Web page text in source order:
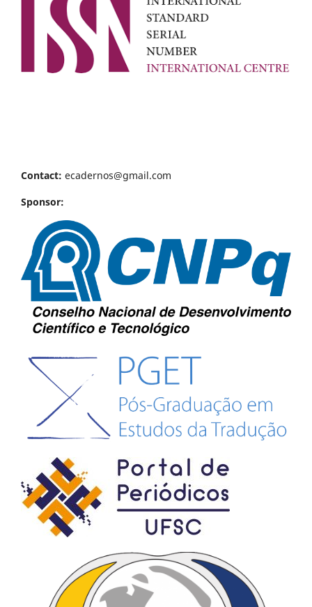
Contact: ecadernos@gmail.com
Sponsor: